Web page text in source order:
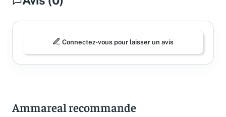
Connectez-vous pour laisser un avis
Ammareal recommande